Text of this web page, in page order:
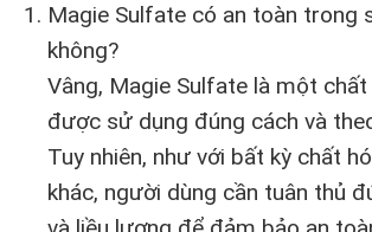
Magie Sulfate có an toàn trong
không?
Vâng, Magie Sulfate là một chất
được sử dụng đúng cách và
Tuy nhiên, như với bất kỳ chất
khác, người dùng cần tuân thủ